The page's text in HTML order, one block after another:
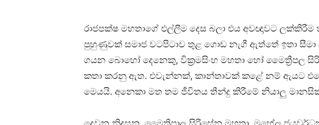
රාජපක්ෂ මහතාගේ එල්ලීම දෙස බලා එය අවඥාවට
පුහුණුවක් සමාජ වටපිටාව තුළ ගොඩ නැගී ඇත්තේ ඉතා
ගයන බොහෝ දෙනෙකු, වික්‍රමසිංහ මහතා හෝ මෛත්‍රීපල
කතා කරනු ඇත. එවැන්නක්, කාන්තාවක් කළේ නම් ඇයට
මෙයයි. අනෙකා මත තම ජීවිතය තීන්දු කිරීමේ නියාලු